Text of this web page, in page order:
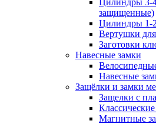
Цилиндры 3-
защищенные)
Цилиндры 1-2
Вертушки
Заготовки
Навесные замки
Навесные
Защёлки и замки
Защелки с
Магнитные